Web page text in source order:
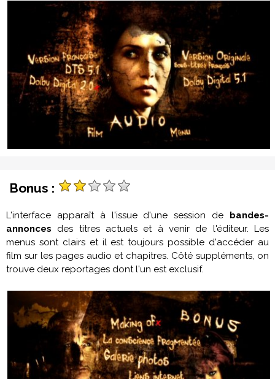
Bonus :
L'interface apparaît à l'issue d'une session de bandes-
annonces des titres actuels et à venir de l'éditeur. Les
menus sont clairs et il est toujours possible d'accéder au
film sur les pages audio et chapitres. Côté suppléments, on
trouve deux reportages dont l'un est exclusif.